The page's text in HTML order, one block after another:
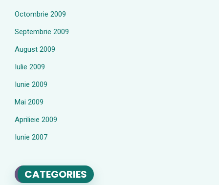
Octombrie 2009
Septembrie 2009
August 2009
Iulie 2009
Iunie 2009
Mai 2009
Aprilieie 2009
Iunie 2007
CATEGORIES